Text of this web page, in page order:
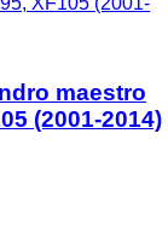
maestro
(2001-2014)